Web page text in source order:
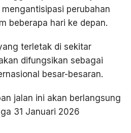
perubahan
beberapa hari ke depan.
terletak di sekitar
difungsikan sebagai
besar-besaran.
jalan ini akan berlangsung
31 Januari 2026